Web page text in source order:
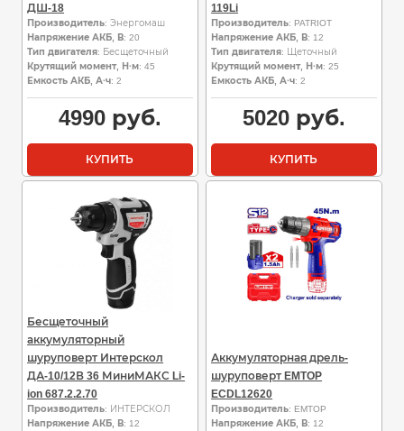
ДШ-18
Производитель: Энергомаш
Напряжение АКБ, В: 20
Тип двигателя: Бесщеточный
Крутящий момент, Н·м: 45
Емкость АКБ, А·ч: 2
4990руб.
КУПИТЬ
119Li
Производитель: PATRIOT
Напряжение АКБ, В: 12
Тип двигателя: Щеточный
Крутящий момент, Н·м: 25
Емкость АКБ, А·ч: 2
5020руб.
КУПИТЬ
Бесщеточный
аккумуляторный
шуруповерт Интерскол
ДА-10/12В 36 МиниМАКС Li-
ion 687.2.2.70
Производитель: ИНТЕРСКОЛ
Напряжение АКБ, В: 12
Аккумуляторная дрель-
шуруповерт EMTOP
ECDL12620
Производитель: EMTOP
Напряжение АКБ, В: 12